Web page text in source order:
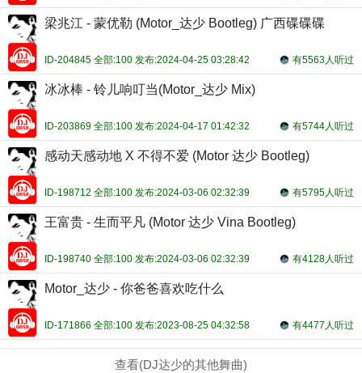
梁兆江 - 蒙优勒 (Motor_达少 Bootleg) 广西碟碟碟
有5563人听过
ID-204845 全部:100 发布:2024-04-25 03:28:42
冰冰棒 - 铃儿响叮当(Motor_达少 Mix)
有5744人听过
ID-203869 全部:100 发布:2024-04-17 01:42:32
感动天感动地 X 不得不爱 (Motor 达少 Bootleg)
有5795人听过
ID-198712 全部:100 发布:2024-03-06 02:32:39
王富贵 - 生而平凡 (Motor 达少 Vina Bootleg)
有4128人听过
ID-198740 全部:100 发布:2024-03-06 02:32:39
Motor_达少 - 你爸爸喜欢吃什么
有4477人听过
ID-171866 全部:100 发布:2023-08-25 04:32:58
查看(DJ达少的其他舞曲)